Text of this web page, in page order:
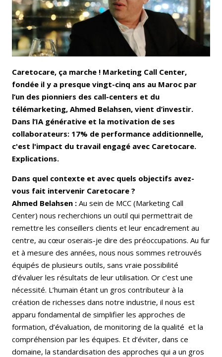
Bluesky Whatsapp
Caretocare, ça marche ! Marketing Call Center,
fondée il y a presque vingt-cinq ans au Maroc par
l’un des pionniers des call-centers et du
télémarketing, Ahmed Belahsen, vient d’investir.
Dans l’IA générative et la motivation de ses
collaborateurs: 17% de performance additionnelle,
c'est l'impact du travail engagé avec Caretocare.
Explications.
Dans quel contexte et avec quels objectifs avez-
vous fait intervenir Caretocare ?
Ahmed Belahsen : Au sein de MCC (Marketing Call
Center) nous recherchions un outil qui permettrait de
remettre les conseillers clients et leur encadrement au
centre, au cœur oserais-je dire des préoccupations. Au fur
et à mesure des années, nous nous sommes retrouvés
équipés de plusieurs outils, sans vraie possibilité
d’évaluer les résultats de leur utilisation. Or c’est une
nécessité. L’humain étant un gros contributeur à la
création de richesses dans notre industrie, il nous est
apparu fondamental de simplifier les approches de
formation, d’évaluation, de monitoring de la qualité et la
compréhension par les équipes. Et d’éviter, dans ce
domaine, la standardisation des approches qui a un gros